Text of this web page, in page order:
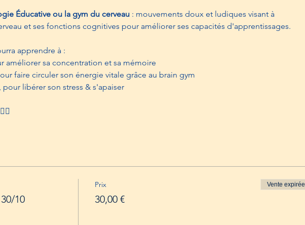
Éducative ou la gym du cerveau : mouvements doux et ludiques visant à
et ses fonctions cognitives pour améliorer ses capacités d'apprentissages.
apprendre à :
améliorer sa concentration et sa mémoire
faire circuler son énergie vitale grâce au brain gym
libérer son stress & s'apaiser
10
Prix
30,00 €
Vente expirée